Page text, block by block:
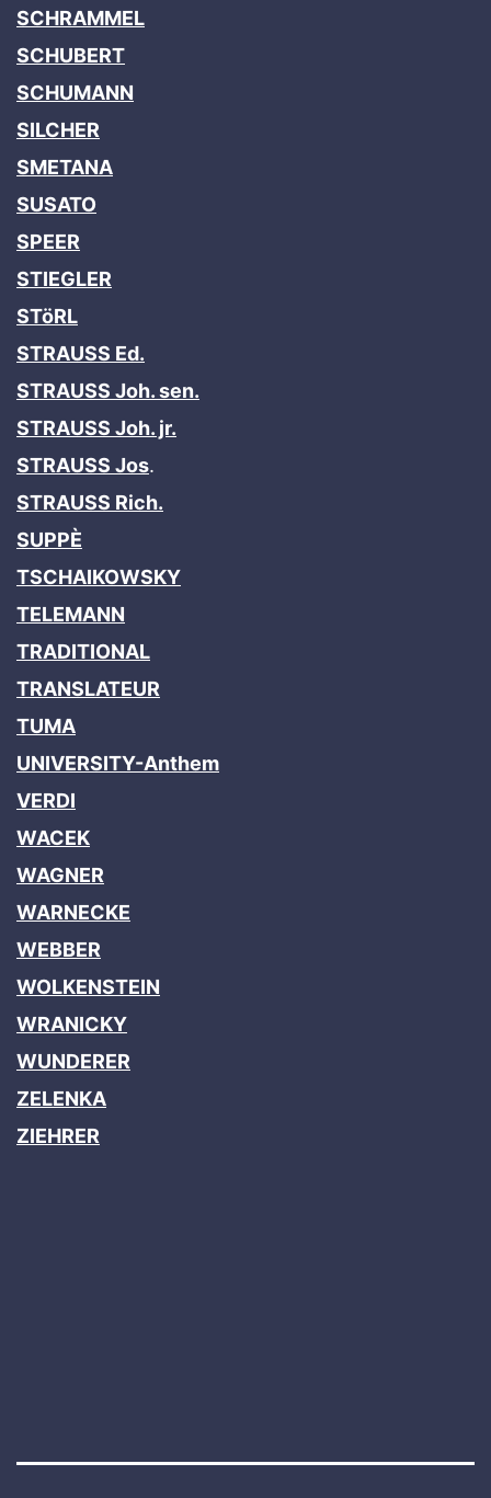
SCHRAMMEL
SCHUBERT
SCHUMANN
SILCHER
SMETANA
SUSATO
SPEER
STIEGLER
STöRL
STRAUSS Ed.
STRAUSS Joh. sen.
STRAUSS Joh. jr.
STRAUSS Jos.
STRAUSS Rich.
SUPPÈ
TSCHAIKOWSKY
TELEMANN
TRADITIONAL
TRANSLATEUR
TUMA
UNIVERSITY-Anthem
VERDI
WACEK
WAGNER
WARNECKE
WEBBER
WOLKENSTEIN
WRANICKY
WUNDERER
ZELENKA
ZIEHRER